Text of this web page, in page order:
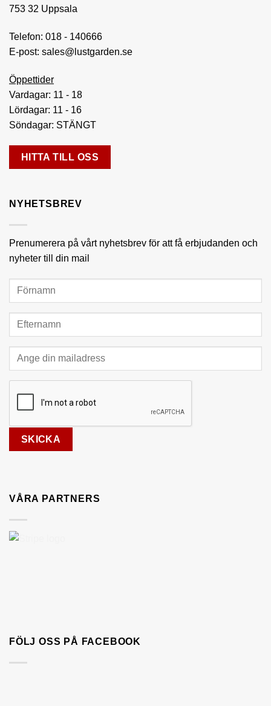
753 32 Uppsala
Telefon: 018 - 140666
E-post: sales@lustgarden.se
Öppettider
Vardagar: 11 - 18
Lördagar: 11 - 16
Söndagar: STÄNGT
HITTA TILL OSS
NYHETSBREV
Prenumerera på vårt nyhetsbrev för att få erbjudanden och
nyheter till din mail
VÅRA PARTNERS
FÖLJ OSS PÅ FACEBOOK